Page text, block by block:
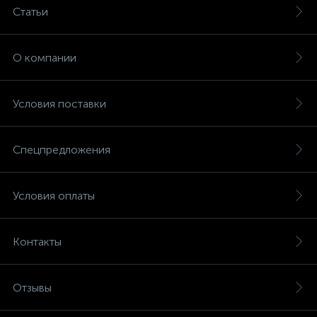
Статьи
О компании
Условия поставки
Спецпредложения
Условия оплаты
Контакты
Отзывы